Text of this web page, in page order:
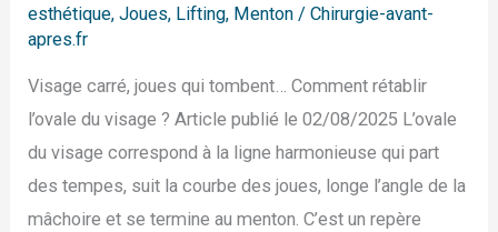
esthétique,Joues, Lifting, Menton /Chirurgie-avant-
apres.fr
Visage carré, joues qui tombent… Comment rétablir
l’ovale du visage ? Article publié le 02/08/2025 L’ovale
du visage correspond à la ligne harmonieuse qui part
des tempes, suit la courbe des joues, longe l’angle de la
mâchoire et se termine au menton. C’est un repère